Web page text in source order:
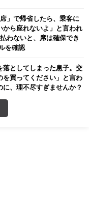
」で帰省したら、乗客に
から座れないよ」と言われ
わないと、席は確保でき
を確認
落としてしまった息子。交
を買ってください」と言わ
、理不尽すぎませんか？